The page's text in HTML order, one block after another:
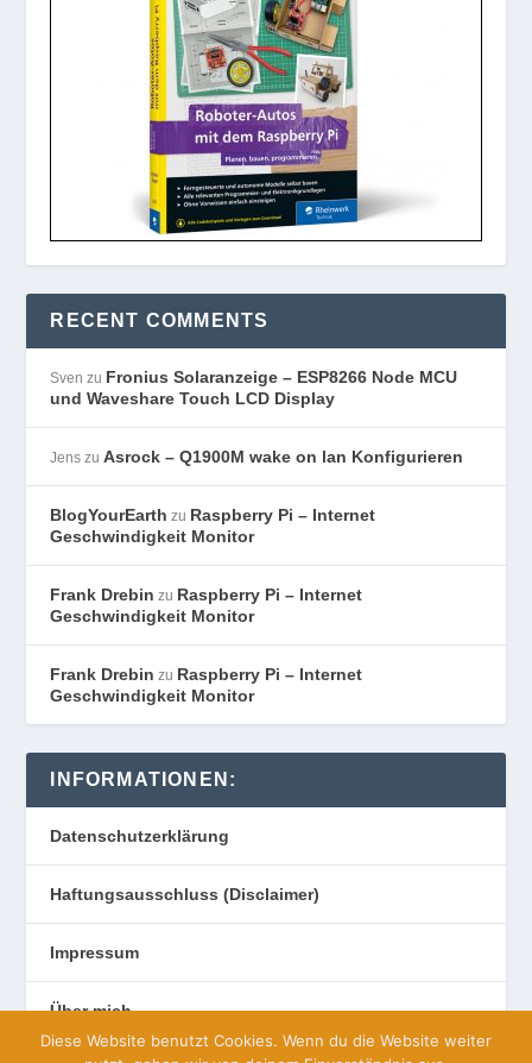
RECENT COMMENTS
Sven zu Fronius Solaranzeige – ESP8266 Node MCU
und Waveshare Touch LCD Display
Jens zuAsrock – Q1900M wake on lan Konfigurieren
BlogYourEarth zu Raspberry Pi – Internet
Geschwindigkeit Monitor
Frank Drebin zu Raspberry Pi – Internet
Geschwindigkeit Monitor
Frank Drebin zu Raspberry Pi – Internet
Geschwindigkeit Monitor
INFORMATIONEN:
Datenschutzerklärung
Haftungsausschluss (Disclaimer)
Impressum
Über mich
Diese Website benutzt Cookies. Wenn du die Website weiter